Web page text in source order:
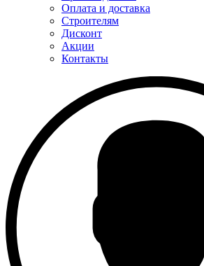
Оплата и доставка
Строителям
Дисконт
Акции
Контакты